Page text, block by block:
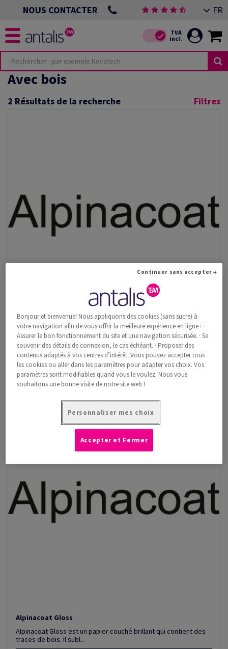
NOUS CONTACTER FR
Avec bois
2 Résultats de la recherche Filtres
Alpinacoat Matt 1.2
Alpinacoat Mat 1.2 est un papier opaque à faible teneur en bois,
couché mat, offrant un...
Voir les produits(13)
Alpinacoat Gloss
Alpinacoat Gloss est un papier couché brillant qui contient des
traces de bois. Il subl...
Bonjour et bienvenue! Nous appliquons des cookies (sans sucre) à
votre navigation afin de vous offrir la meilleure expérience en ligne : ·
Assurer le bon fonctionnement du site et une navigation sécurisée. · Se
souvenir des détails de connexion, le cas échéant. · Proposer des
contenus adaptés à vos centres d’intérêt. Vous pouvez accepter tous
les cookies ou aller dans les paramètres pour adapter vos choix. Vos
paramètres sont modifiables quand vous le voulez. Nous vous
souhaitons une bonne visite de notre site web !
Personnaliser mes choix
Continuer sans accepter →
Accepter et Fermer